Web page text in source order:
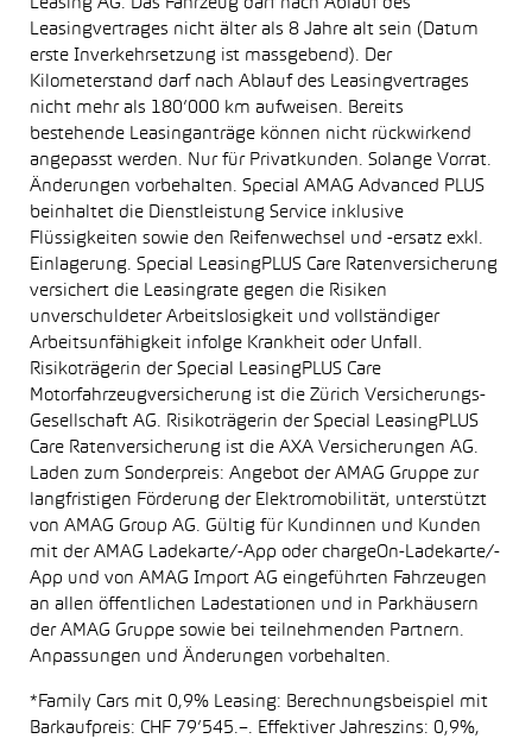
Leasing AG. Das Fahrzeug darf nach Ablauf des
Leasingvertrages nicht älter als 8 Jahre alt sein (Datum
erste Inverkehrsetzung ist massgebend). Der
Kilometerstand darf nach Ablauf des Leasingvertrages
nicht mehr als 180’000 km aufweisen. Bereits
bestehende Leasinganträge können nicht rückwirkend
angepasst werden. Nur für Privatkunden. Solange Vorrat.
Änderungen vorbehalten. Special AMAG Advanced PLUS
beinhaltet die Dienstleistung Service inklusive
Flüssigkeiten sowie den Reifenwechsel und -ersatz exkl.
Einlagerung. Special LeasingPLUS Care Ratenversicherung
versichert die Leasingrate gegen die Risiken
unverschuldeter Arbeitslosigkeit und vollständiger
Arbeitsunfähigkeit infolge Krankheit oder Unfall.
Risikoträgerin der Special LeasingPLUS Care
Motorfahrzeugversicherung ist die Zürich Versicherungs-
Gesellschaft AG. Risikoträgerin der Special LeasingPLUS
Care Ratenversicherung ist die AXA Versicherungen AG.
Laden zum Sonderpreis: Angebot der AMAG Gruppe zur
langfristigen Förderung der Elektromobilität, unterstützt
von AMAG Group AG. Gültig für Kundinnen und Kunden
mit der AMAG Ladekarte/-App oder chargeOn-Ladekarte/-
App und von AMAG Import AG eingeführten Fahrzeugen
an allen öffentlichen Ladestationen und in Parkhäusern
der AMAG Gruppe sowie bei teilnehmenden Partnern.
Anpassungen und Änderungen vorbehalten.
*Family Cars mit 0,9% Leasing: Berechnungsbeispiel mit
Barkaufpreis: CHF 79’545.–. Effektiver Jahreszins: 0,9%,